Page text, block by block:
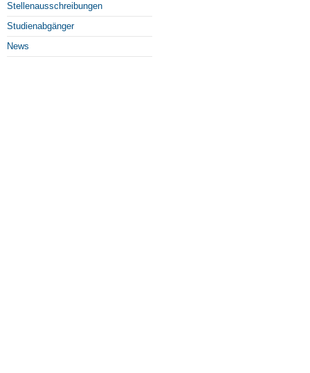
Stellenausschreibungen
Studienabgänger
News